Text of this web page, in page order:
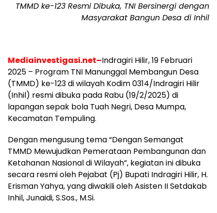
TMMD ke-123 Resmi Dibuka, TNI Bersinergi dengan
Masyarakat Bangun Desa di Inhil
Mediainvestigasi.net–Indragiri Hilir, 19 Februari
2025 – Program TNI Manunggal Membangun Desa
(TMMD) ke-123 di wilayah Kodim 0314/Indragiri Hilir
(Inhil) resmi dibuka pada Rabu (19/2/2025) di
lapangan sepak bola Tuah Negri, Desa Mumpa,
Kecamatan Tempuling.
Dengan mengusung tema “Dengan Semangat
TMMD Mewujudkan Pemerataan Pembangunan dan
Ketahanan Nasional di Wilayah”, kegiatan ini dibuka
secara resmi oleh Pejabat (Pj) Bupati Indragiri Hilir, H.
Erisman Yahya, yang diwakili oleh Asisten II Setdakab
Inhil, Junaidi, S.Sos., M.Si.